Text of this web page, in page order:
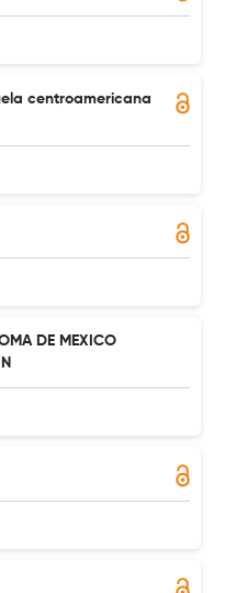
centroamericana
DE MEXICO